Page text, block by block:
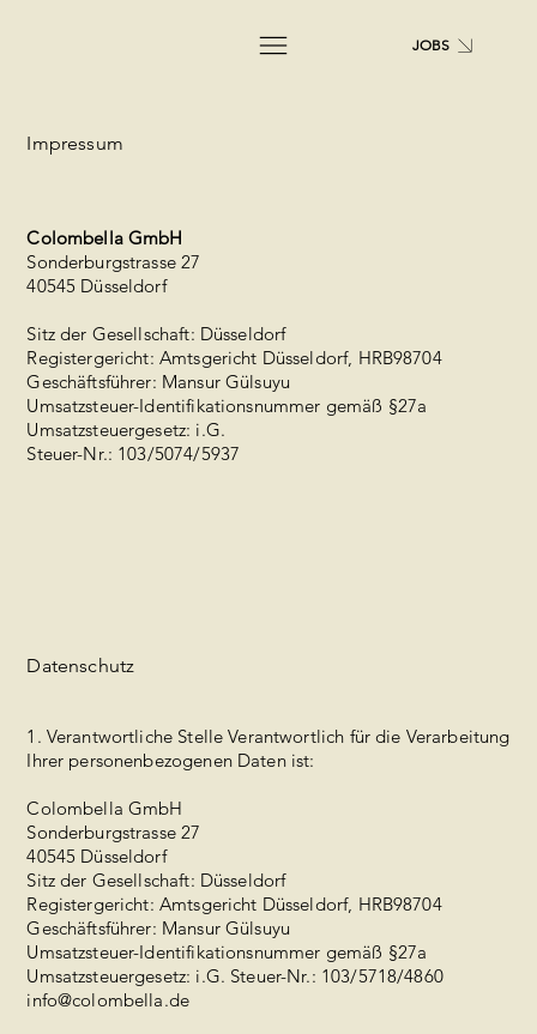
JOBS
Impressum
Colombella GmbH
Sonderburgstrasse 27
40545 Düsseldorf‍
Sitz der Gesellschaft: Düsseldorf
Registergericht: Amtsgericht Düsseldorf, HRB98704
Geschäftsführer: Mansur Gülsuyu
Umsatzsteuer-Identifikationsnummer gemäß §27a
Umsatzsteuergesetz: i.G.
Steuer-Nr.: 103/5074/5937
Datenschutz
1. Verantwortliche Stelle Verantwortlich für die Verarbeitung
Ihrer personenbezogenen Daten ist:
Colombella GmbH
Sonderburgstrasse 27
40545 Düsseldorf‍
Sitz der Gesellschaft: Düsseldorf
Registergericht: Amtsgericht Düsseldorf, HRB98704
Geschäftsführer: Mansur Gülsuyu
Umsatzsteuer-Identifikationsnummer gemäß §27a
Umsatzsteuergesetz: i.G. Steuer-Nr.: 103/5718/4860
info@colombella.de